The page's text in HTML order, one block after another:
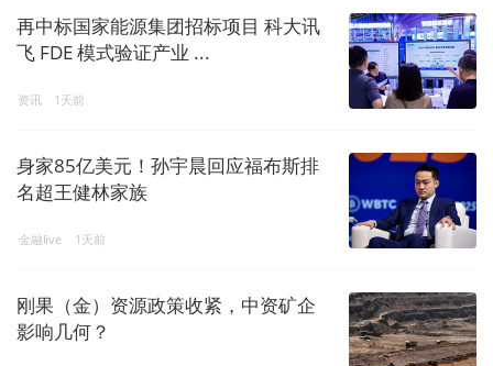
再中标国家能源集团招标项目 科大讯
飞 FDE 模式验证产业 ...
资讯 1天前
身家85亿美元！孙宇晨回应福布斯排
名超王健林家族
金融live 1天前
刚果（金）资源政策收紧，中资矿企
影响几何？